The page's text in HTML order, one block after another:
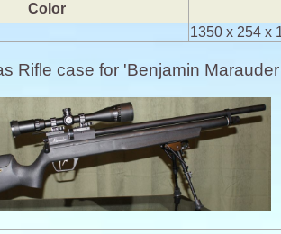
Color
1350 x 254 x
Rifle case for 'Benjamin